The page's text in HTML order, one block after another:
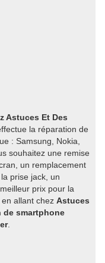
Astuces Et Des
la réparation de
: Samsung, Nokia,
souhaitez une remise
un remplacement
prise jack, un
prix pour la
allant chez Astuces
de smartphone
.